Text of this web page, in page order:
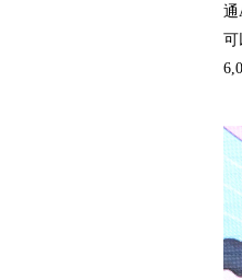
通
可